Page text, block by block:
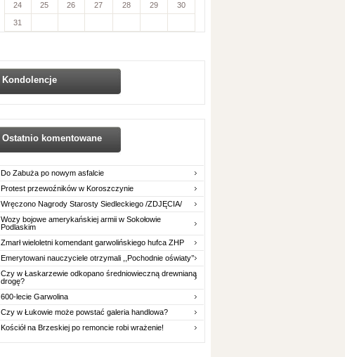
24 25 26 27 28 29 30
31
Kondolencje
Ostatnio komentowane
Do Zabuża po nowym asfalcie
Protest przewoźników w Koroszczynie
Wręczono Nagrody Starosty Siedleckiego /ZDJĘCIA/
Wozy bojowe amerykańskiej armii w Sokołowie
Podlaskim
Zmarł wieloletni komendant garwolińskiego hufca ZHP
Emerytowani nauczyciele otrzymali ,,Pochodnie oświaty’’
Czy w Łaskarzewie odkopano średniowieczną drewnianą
drogę?
600-lecie Garwolina
Czy w Łukowie może powstać galeria handlowa?
Kościół na Brzeskiej po remoncie robi wrażenie!